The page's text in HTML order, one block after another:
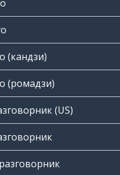
(кандзи)
(ромадзи)
(US)